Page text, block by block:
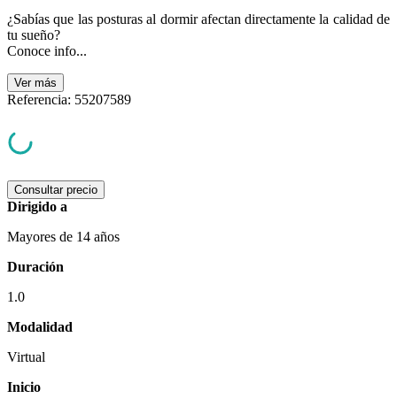
¿Sabías que las posturas al dormir afectan directamente la calidad de
tu sueño?
Conoce info...
Ver más
Referencia: 55207589
Consultar precio
Dirigido a
Mayores de 14 años
Duración
1.0
Modalidad
Virtual
Inicio